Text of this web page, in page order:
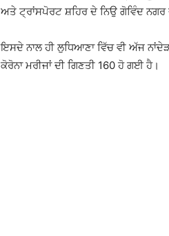
ਅਤੇ ਟ੍ਰਾਂਸਪੋਰਟ ਸ਼ਹਿਰ ਦੇ ਨਿਉ ਗੋਵਿੰਦ ਨਗਰ
ਇਸਦੇ ਨਾਲ ਹੀ ਲੁਧਿਆਣਾ ਵਿੱਚ ਵੀ ਅੱਜ
ਕੋਰੋਨਾ ਮਰੀਜਾਂ ਦੀ ਗਿਣਤੀ 160 ਹੋ ਗਈ ਹੈ।